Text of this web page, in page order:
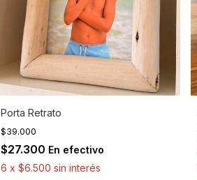
Porta Retrato
$39.000
$27.300 En efectivo
6 x$6.500 sin interés